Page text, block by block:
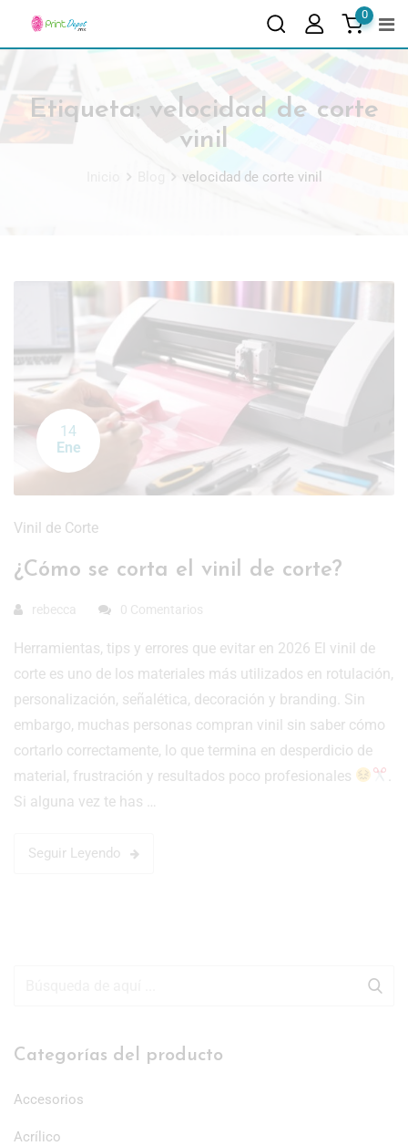
0
Etiqueta: velocidad de corte
vinil
velocidad de corte vinil
14
Ene
Vinil de Corte
¿Cómo se corta el vinil de corte?
rebecca 0 Comentarios
Herramientas, tips y errores que evitar en 2026 El vinil de
corte es uno de los materiales más utilizados en rotulación,
personalización, señalética, decoración y branding. Sin
embargo, muchas personas compran vinil sin saber cómo
cortarlo correctamente, lo que termina en desperdicio de
material, frustración y resultados poco profesionales
Si alguna vez te has …
Seguir Leyendo
Categorías del producto
Accesorios
Acrílico